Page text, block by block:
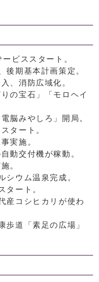
ビススタート。
期基本計画策定。
、消防広域化。
の宝石」「モロヘイ
脳みやしろ」開局。
タート。
実施。
動交付機が稼動。
。
ウム温泉完成。
ート。
コシヒカリが使わ
道「素足の広場」